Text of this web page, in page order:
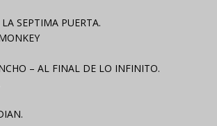
SEPTIMA PUERTA.
– AL FINAL DE LO INFINITO.